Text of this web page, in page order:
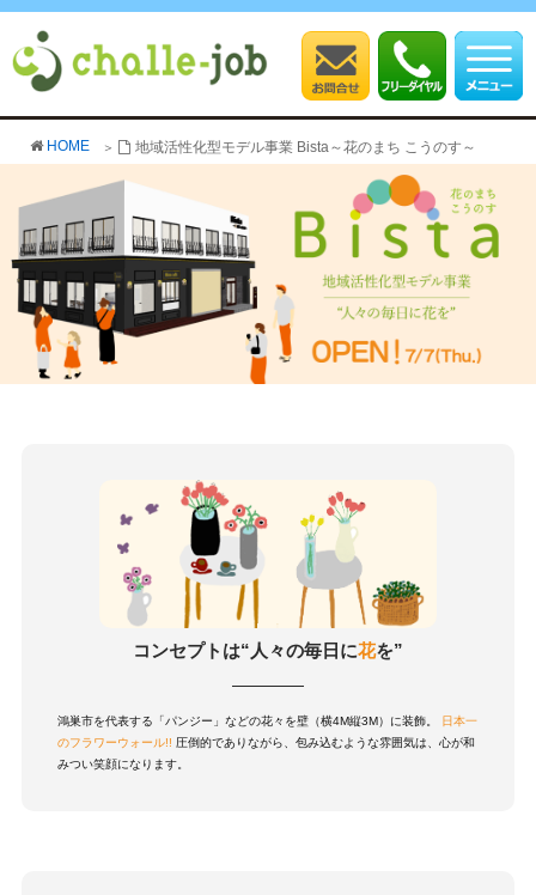
HOME 地域活性化型モデル事業 Bista～花のまち こうのす～
コンセプトは“人々の毎日に花を”
鴻巣市を代表する「パンジー」などの花々を壁（横4M縦3M）に装飾。 日本一
のフラワーウォール!! 圧倒的でありながら、包み込むような雰囲気は、心が和
みつい笑顔になります。